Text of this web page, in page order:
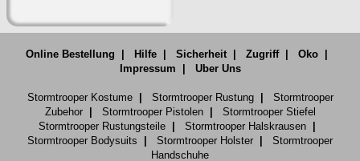
Online Bestellung Hilfe Sicherheit| Zugriff| Oko
Impressum
Uber Uns
Stormtrooper Kostume| Stormtrooper Rustung| Stormtrooper
Zubehor| Stormtrooper Pistolen| Stormtrooper Stiefel
Stormtrooper Rustungsteile| Stormtrooper Halskrausen|
Stormtrooper Bodysuits
Stormtrooper Holster
Stormtrooper
Handschuhe